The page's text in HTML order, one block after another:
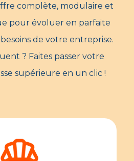
complète, modulaire et
pour évoluer en parfaite
de votre entreprise.
? Faites passer votre
supérieure en un clic !